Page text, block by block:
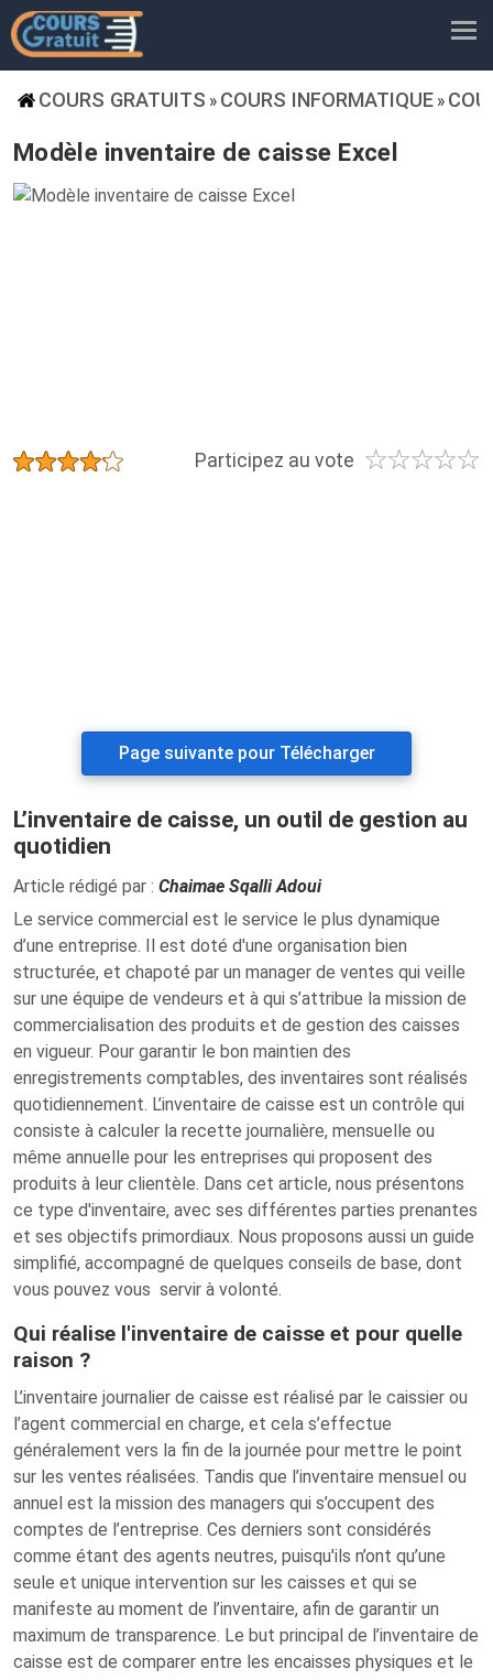
COURS GRATUITS » COURS INFORMATIQUE »
Modèle inventaire de caisse Excel
Participez au vote ☆☆☆☆☆
★★★★★
Page suivante pour Télécharger
L’inventaire de caisse, un outil de gestion au
quotidien
Article rédigé par : Chaimae Sqalli Adoui
Le service commercial est le service le plus dynamique
d’une entreprise. Il est doté d'une organisation bien
structurée, et chapoté par un manager de ventes qui veille
sur une équipe de vendeurs et à qui s’attribue la mission de
commercialisation des produits et de gestion des caisses
en vigueur. Pour garantir le bon maintien des
enregistrements comptables, des inventaires sont réalisés
quotidiennement. L’inventaire de caisse est un contrôle qui
consiste à calculer la recette journalière, mensuelle ou
même annuelle pour les entreprises qui proposent des
produits à leur clientèle. Dans cet article, nous présentons
ce type d'inventaire, avec ses différentes parties prenantes
et ses objectifs primordiaux. Nous proposons aussi un guide
simplifié, accompagné de quelques conseils de base, dont
vous pouvez vous servir à volonté.
Qui réalise l'inventaire de caisse et pour quelle
raison ?
L’inventaire journalier de caisse est réalisé par le caissier ou
l’agent commercial en charge, et cela s’effectue
généralement vers la fin de la journée pour mettre le point
sur les ventes réalisées. Tandis que l’inventaire mensuel ou
annuel est la mission des managers qui s’occupent des
comptes de l’entreprise. Ces derniers sont considérés
comme étant des agents neutres, puisqu'ils n’ont qu’une
seule et unique intervention sur les caisses et qui se
manifeste au moment de l’inventaire, afin de garantir un
maximum de transparence. Le but principal de l’inventaire de
caisse est de comparer entre les encaisses physiques et le